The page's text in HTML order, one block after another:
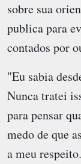
sobre sua
publica para
contados por
"Eu sabia
Nunca tratei
para pensar
medo de que
a meu